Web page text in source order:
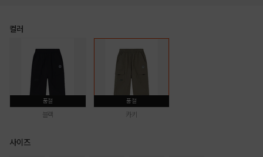
컬러
품절
블랙
품절
카키
사이즈